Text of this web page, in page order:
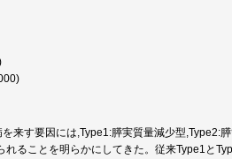
来す要因には,Type1:膵実質量減少型,Type2:
ることを明らかにしてきた。従来Type1と